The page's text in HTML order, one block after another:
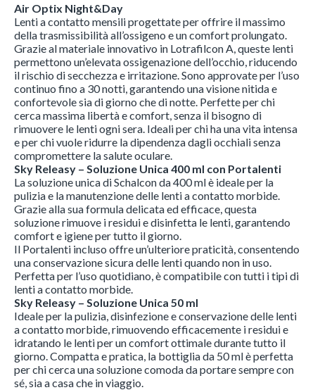
50
ml
quantità
Air Optix Night&Day
Lenti a contatto mensili progettate per offrire il massimo
della trasmissibilità all’ossigeno e un comfort prolungato.
Grazie al materiale innovativo in Lotrafilcon A, queste lenti
permettono un’elevata ossigenazione dell’occhio, riducendo
il rischio di secchezza e irritazione. Sono approvate per l’uso
continuo fino a 30 notti, garantendo una visione nitida e
confortevole sia di giorno che di notte. Perfette per chi
cerca massima libertà e comfort, senza il bisogno di
rimuovere le lenti ogni sera. Ideali per chi ha una vita intensa
e per chi vuole ridurre la dipendenza dagli occhiali senza
compromettere la salute oculare.
Sky Releasy – Soluzione Unica 400 ml con Portalenti
La soluzione unica di Schalcon da 400 ml è ideale per la
pulizia e la manutenzione delle lenti a contatto morbide.
Grazie alla sua formula delicata ed efficace, questa
soluzione rimuove i residui e disinfetta le lenti, garantendo
comfort e igiene per tutto il giorno.
Il Portalenti incluso offre un’ulteriore praticità, consentendo
una conservazione sicura delle lenti quando non in uso.
Perfetta per l’uso quotidiano, è compatibile con tutti i tipi di
lenti a contatto morbide.
Sky Releasy – Soluzione Unica 50 ml
Ideale per la pulizia, disinfezione e conservazione delle lenti
a contatto morbide, rimuovendo efficacemente i residui e
idratando le lenti per un comfort ottimale durante tutto il
giorno. Compatta e pratica, la bottiglia da 50 ml è perfetta
per chi cerca una soluzione comoda da portare sempre con
sé, sia a casa che in viaggio.